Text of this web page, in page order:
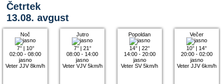
Četrtek
13.08. avgust
Noč
7°| 10°
02:00 - 08:00
jasno
Veter JJV 8km/h
Jutro
7°| 21°
08:00 - 14:00
jasno
Veter VJV 5km/h
Popoldan
14° |22°
14:00 - 20:00
jasno
Veter SV 5km/h
Večer
10° | 14°
20:00 - 02:00
jasno
Veter JJV 6km/h